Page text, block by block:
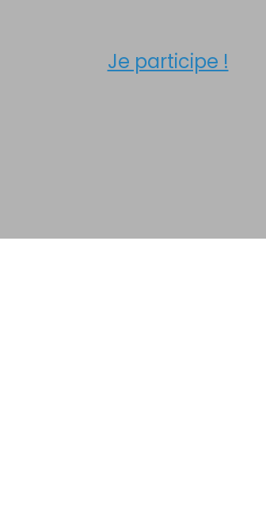
Je participe !